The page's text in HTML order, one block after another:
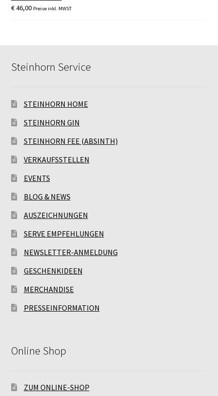
€46,00 Preise inkl. MWST
Steinhorn Service
STEINHORN HOME
STEINHORN GIN
STEINHORN FEE (ABSINTH)
VERKAUFSSTELLEN
EVENTS
BLOG & NEWS
AUSZEICHNUNGEN
SERVE EMPFEHLUNGEN
NEWSLETTER-ANMELDUNG
GESCHENKIDEEN
MERCHANDISE
PRESSEINFORMATION
Online Shop
ZUM ONLINE-SHOP